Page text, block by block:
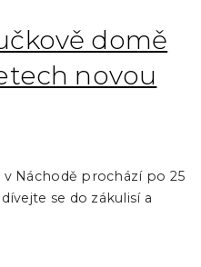
domě
novou
Náchodě prochází po 25
se do zákulisí a